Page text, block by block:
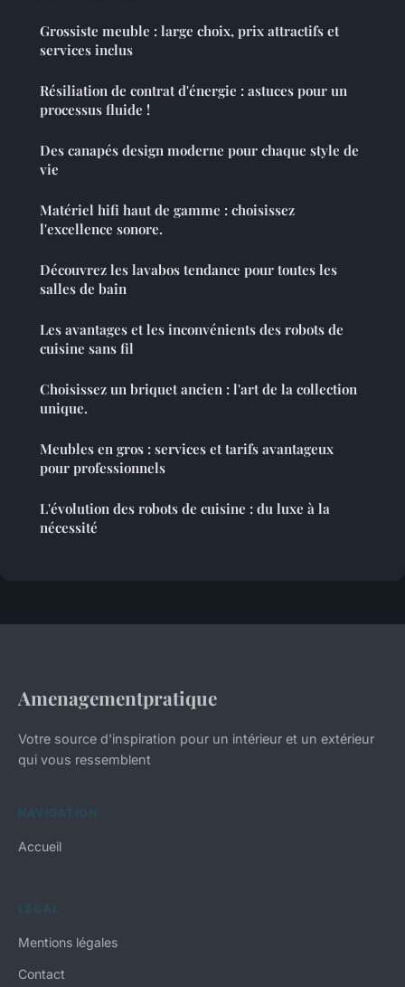
Grossiste meuble : large choix, prix attractifs et
services inclus
Résiliation de contrat d'énergie : astuces pour un
processus fluide !
Des canapés design moderne pour chaque style de
vie
Matériel hifi haut de gamme : choisissez
l'excellence sonore.
Découvrez les lavabos tendance pour toutes les
salles de bain
Les avantages et les inconvénients des robots de
cuisine sans fil
Choisissez un briquet ancien : l'art de la collection
unique.
Meubles en gros : services et tarifs avantageux
pour professionnels
L'évolution des robots de cuisine : du luxe à la
nécessité
Amenagementpratique
Votre source d'inspiration pour un intérieur et un extérieur
qui vous ressemblent
NAVIGATION
Accueil
LÉGAL
Mentions légales
Contact